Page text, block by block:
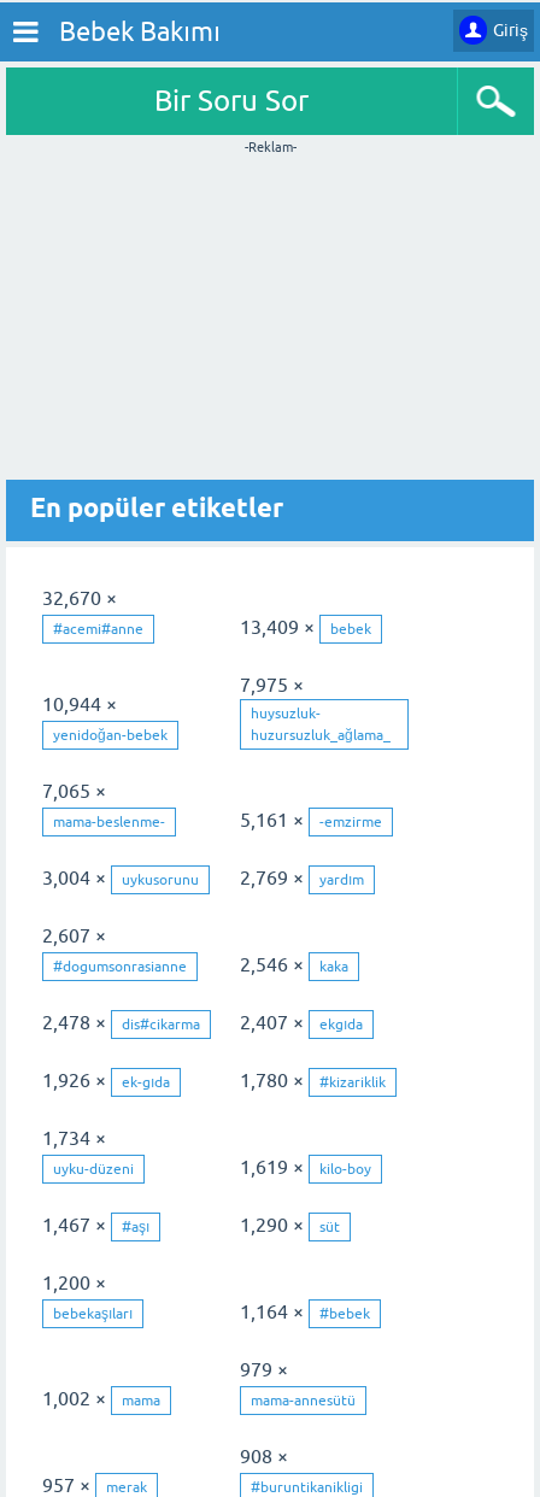
Giriş
Bebek Bakımı
Bir Soru Sor
-Reklam-
En popüler etiketler
32,670 ×
#acemi#anne 13,409 × bebek
10,944 ×
yenidoğan-bebek
7,975 ×
huysuzluk-
huzursuzluk_ağlama_
7,065 ×
mama-beslenme- 5,161 × -emzirme
3,004 × uykusorunu 2,769 × yardım
2,607 ×
#dogumsonrasianne 2,546 × kaka
2,478 × dis#cikarma 2,407 × ekgıda
1,926 × ek-gıda 1,780 × #kizariklik
1,734 ×
uyku-düzeni 1,619 × kilo-boy
1,467 × #aşı 1,290 × süt
1,200 ×
bebekaşıları 1,164 × #bebek
1,002 × mama
979 ×
mama-annesütü
957 × merak
908 ×
#buruntikanikligi